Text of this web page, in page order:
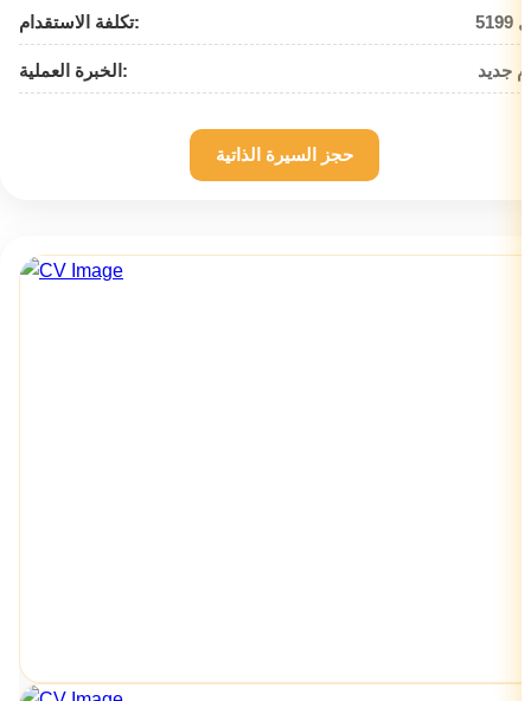
تكلفة الاستقدام:
الخبرة العملية: جديد
حجز السيرة الذاتية